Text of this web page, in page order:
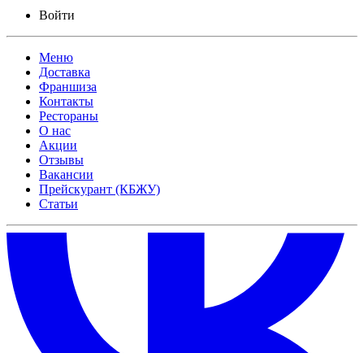
Войти
Меню
Доставка
Франшиза
Контакты
Рестораны
О нас
Акции
Отзывы
Вакансии
Прейскурант (КБЖУ)
Статьи